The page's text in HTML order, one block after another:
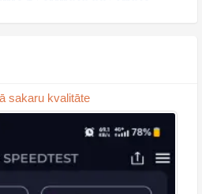
sakaru kvalitāte